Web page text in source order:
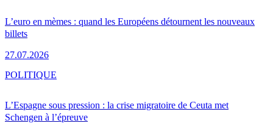
L’euro en mèmes : quand les Européens détournent les nouveaux
billets
27.07.2026
L’Espagne sous pression : la crise migratoire de Ceuta met
Schengen à l’épreuve
POLITIQUE